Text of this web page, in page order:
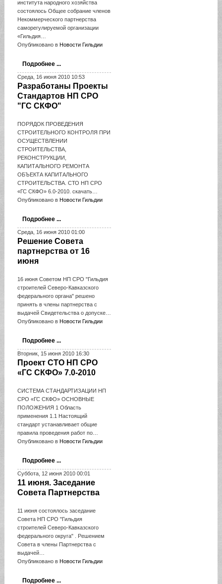
института народного хозяйства
состоялось Общее собрание членов
Некоммерческого партнерства
саморегулируемой организации
«Гильдия…
Опубликовано в Новости Гильдии
Подробнее ...
Среда, 16 июня 2010 10:53
Разработаны Проекты
Стандартов НП СРО
"ГС СКФО"
ПОРЯДОК ПРОВЕДЕНИЯ
СТРОИТЕЛЬНОГО КОНТРОЛЯ ПРИ
ОСУЩЕСТВЛЕНИИ
СТРОИТЕЛЬСТВА,
РЕКОНСТРУКЦИИ,
КАПИТАЛЬНОГО РЕМОНТА
ОБЪЕКТА КАПИТАЛЬНОГО
СТРОИТЕЛЬСТВА. СТО НП СРО
«ГС СКФО» 6.0-2010. скачать…
Опубликовано в Новости Гильдии
Подробнее ...
Среда, 16 июня 2010 01:00
Решение Совета
партнерства от 16
июня
16 июня Советом НП СРО "Гильдия
строителей Северо-Кавказского
федерального органа" решено
принять в члены партнерства с
выдачей Свидетельства о допуске…
Опубликовано в Новости Гильдии
Подробнее ...
Вторник, 15 июня 2010 16:30
Проект СТО НП СРО
«ГС СКФО» 7.0-2010
СИСТЕМА СТАНДАРТИЗАЦИИ НП
СРО «ГС СКФО» ОСНОВНЫЕ
ПОЛОЖЕНИЯ 1 Область
применения 1.1 Настоящий
стандарт устанавливает общие
правила проведения работ по…
Опубликовано в Новости Гильдии
Подробнее ...
Суббота, 12 июня 2010 00:01
11 июня. Заседание
Совета Партнерства
11 июня состоялось заседание
Совета НП СРО "Гильдия
строителей Северо-Кавказского
федерального округа" . Решением
Совета в члены Партнерства с
выдачей…
Опубликовано в Новости Гильдии
Подробнее ...